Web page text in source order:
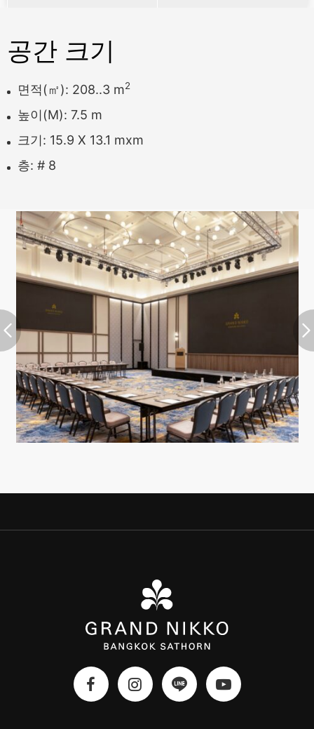
공간 크기
면적(㎡): 208..3 m2
높이(m): 7.5 m
크기: 15.9 X 13.1 mxm
층: # 8